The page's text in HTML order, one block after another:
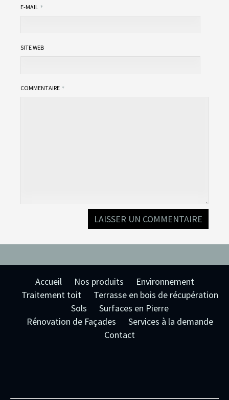
E-MAIL
SITE WEB
COMMENTAIRE
Accueil Nos produits
Environnement
Traitement toit
Terrasse en bois de récupération
Sols
Surfaces en Pierre
Rénovation de Façades
Services à la demande
Contact